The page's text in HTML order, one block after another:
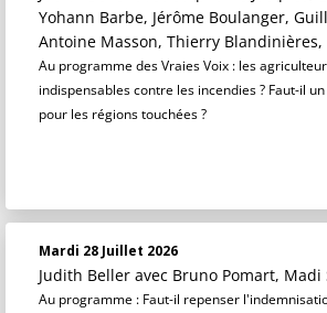
Yohann Barbe, Jérôme Boulanger,
Antoine Masson, Thierry Blandinières,
Au programme des Vraies Voix : les
indispensables contre les incendies ? Faut-il
pour les régions touchées ?
Mardi 28 Juillet 2026
Judith Beller avec Bruno Pomart, Madi
Au programme : Faut-il repenser